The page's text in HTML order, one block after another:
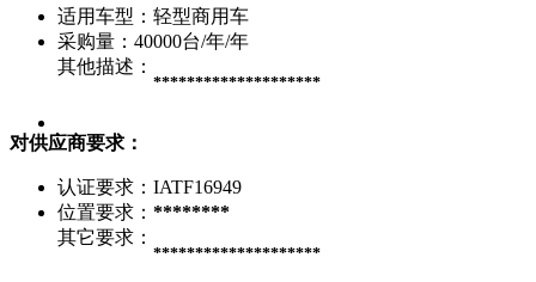
适用车型： 轻型商用车
采购量： 40000台/年/年
其他描述：
********************
对供应商要求：
认证要求： IATF16949
位置要求： ********
其它要求：
********************